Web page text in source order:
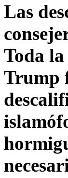
Las
Toda
Trump